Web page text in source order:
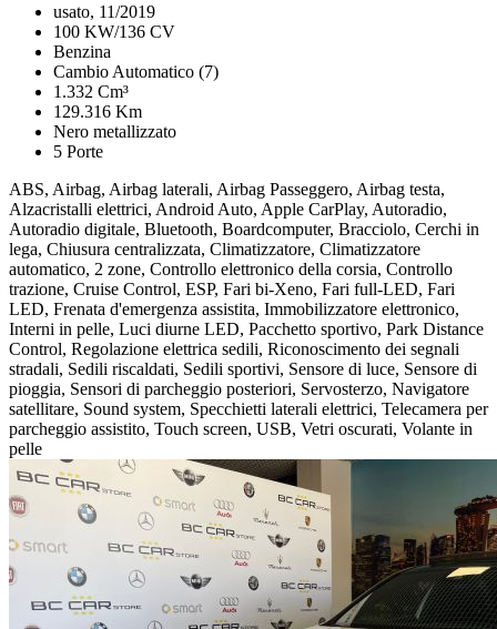
usato, 11/2019
100 KW/136 CV
Benzina
Cambio Automatico (7)
1.332 Cm³
129.316 Km
Nero metallizzato
5 Porte
ABS, Airbag, Airbag laterali, Airbag Passeggero, Airbag testa,
Alzacristalli elettrici, Android Auto, Apple CarPlay, Autoradio,
Autoradio digitale, Bluetooth, Boardcomputer, Bracciolo, Cerchi in
lega, Chiusura centralizzata, Climatizzatore, Climatizzatore
automatico, 2 zone, Controllo elettronico della corsia, Controllo
trazione, Cruise Control, ESP, Fari bi-Xeno, Fari full-LED, Fari
LED, Frenata d'emergenza assistita, Immobilizzatore elettronico,
Interni in pelle, Luci diurne LED, Pacchetto sportivo, Park Distance
Control, Regolazione elettrica sedili, Riconoscimento dei segnali
stradali, Sedili riscaldati, Sedili sportivi, Sensore di luce, Sensore di
pioggia, Sensori di parcheggio posteriori, Servosterzo, Navigatore
satellitare, Sound system, Specchietti laterali elettrici, Telecamera per
parcheggio assistito, Touch screen, USB, Vetri oscurati, Volante in
pelle